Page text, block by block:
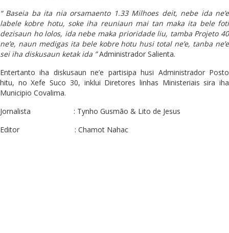
“ Baseia ba ita nia orsamaento 1.33 Milhoes deit, nebe ida ne’e
labele kobre hotu, soke iha reuniaun mai tan maka ita bele foti
dezisaun ho lolos, ida nebe maka prioridade liu, tamba Projeto 40
ne’e, naun medigas ita bele kobre hotu husi total ne’e, tanba ne’e
sei iha diskusaun ketak ida ”Administrador Salienta.
Entertanto iha diskusaun ne’e partisipa husi Administrador Posto
hitu, no Xefe Suco 30, inklui Diretores linhas Ministeriais sira iha
Municipio Covalima.
Jornalista : Tynho Gusmão & Lito de Jesus
Editor : Chamot Nahac